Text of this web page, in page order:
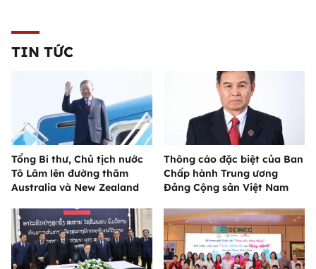
TIN TỨC
Tổng Bí thư, Chủ tịch nước
Tô Lâm lên đường thăm
Australia và New Zealand
Thông cáo đặc biệt của Ban
Chấp hành Trung ương
Đảng Cộng sản Việt Nam